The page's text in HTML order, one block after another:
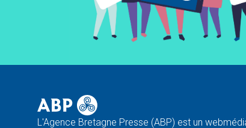
L'Agence Bretagne Presse (ABP) est un